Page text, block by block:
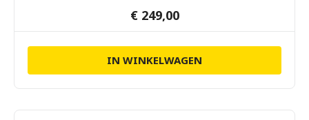
€ 249,00
IN WINKELWAGEN